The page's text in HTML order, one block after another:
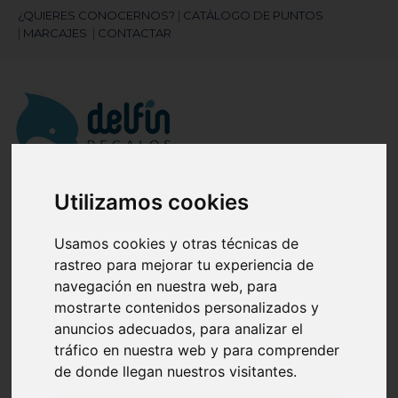
Utilizamos cookies
Usamos cookies y otras técnicas de
rastreo para mejorar tu experiencia de
navegación en nuestra web, para
mostrarte contenidos personalizados y
anuncios adecuados, para analizar el
tráfico en nuestra web y para comprender
de donde llegan nuestros visitantes.
¿QUIERES CONOCERNOS?
CATÁLOGO DE PUNTOS
MARCAJES CONTACTAR
¿Necesitas ayuda?
945 121 003
Navegación
Artículos (0)
search